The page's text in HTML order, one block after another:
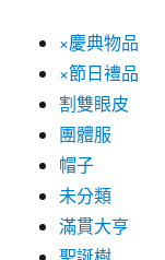
×慶典物品
×節日禮品
割雙眼皮
團體服
帽子
未分類
滿貫大亨